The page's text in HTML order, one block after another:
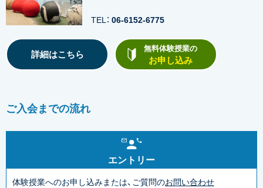
TEL： 06-6152-6775
詳細はこちら 無料体験授業の
お申し込み
ご入会までの流れ
エントリー
体験授業へのお申し込みまたは、ご質問のお問い合わせ